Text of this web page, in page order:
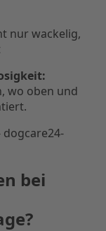
nur wackelig,
wo oben und
bei